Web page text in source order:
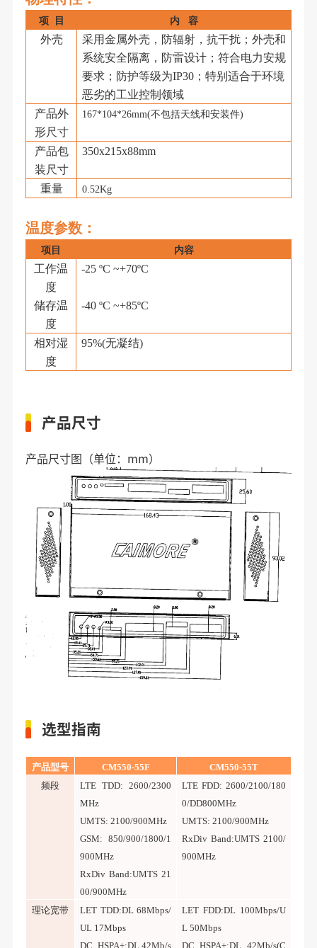
项 目 内 容
外壳
采用金属外壳，防辐射，抗干扰；外壳和
系统安全隔离，防雷设计；符合电力安规
要求；防护等级为IP30；特别适合于环境
恶劣的工业控制领域
产品外
形尺寸
167*104*26mm(不包括天线和安装件)
产品包
装尺寸
350x215x88mm
重量 0.52Kg
温度参数：
项目 内容
工作温
度
-25 ºC ~+70ºC
储存温
度
-40 ºC ~+85ºC
相对湿
度
95%(无凝结)
产品尺寸
产品尺寸图（单位：mm）
选型指南
产品型号 CM550-55F CM550-55T
频段
LTE TDD: 2600/2300
MHz
UMTS: 2100/900MHz
GSM: 850/900/1800/1
900MHz
RxDiv Band:UMTS 21
00/900MHz
LTE FDD: 2600/2100/180
0/DD800MHz
UMTS: 2100/900MHz
RxDiv Band:UMTS 2100/
900MHz
理论宽带
LET TDD:DL 68Mbps/
UL 17Mbps
DC_HSPA+:DL 42Mb/s
LET FDD:DL 100Mbps/U
L 50Mbps
DC_HSPA+:DL 42Mb/s(C